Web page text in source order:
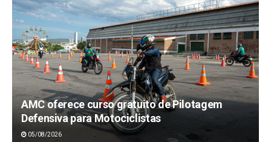
AMC oferece curso gratuito de Pilotagem
Defensiva para Motociclistas
05/08/2026